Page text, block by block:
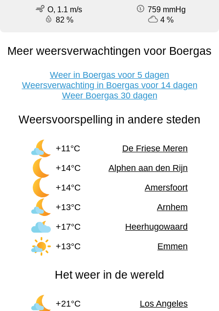
O, 1.1 m/s
759 mmHg
82 %
4 %
Meer weersverwachtingen voor Boergas
Weer in Boergas voor 5 dagen
Weersverwachting in Boergas voor 14 dagen
Weer Boergas 30 dagen
Weersvoorspelling in andere steden
+11°C
De Friese Meren
+14°C
Alphen aan den Rijn
+14°C
Amersfoort
+13°C
Arnhem
+17°C
Heerhugowaard
+13°C
Emmen
Het weer in de wereld
+21°C Los Angeles